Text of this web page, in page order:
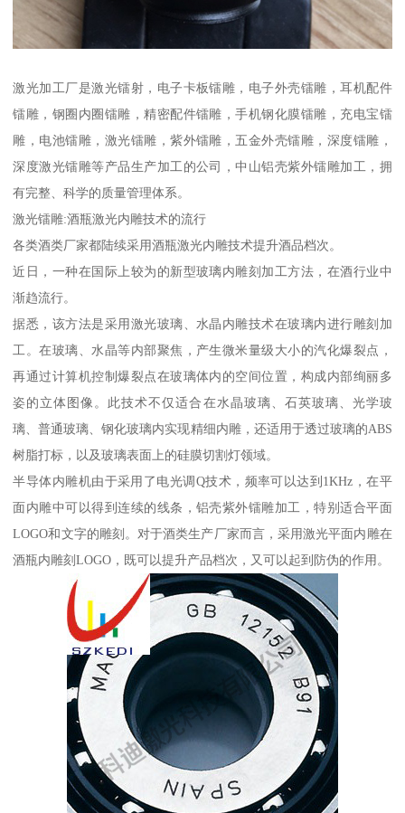
激光加工厂是激光镭射，电子卡板镭雕，电子外壳镭雕，耳机配件
镭雕，钢圈内圈镭雕，精密配件镭雕，手机钢化膜镭雕，充电宝镭
雕，电池镭雕，激光镭雕，紫外镭雕，五金外壳镭雕，深度镭雕，
深度激光镭雕等产品生产加工的公司，中山铝壳紫外镭雕加工，拥
有完整、科学的质量管理体系。
激光镭雕:酒瓶激光内雕技术的流行
各类酒类厂家都陆续采用酒瓶激光内雕技术提升酒品档次。
近日，一种在国际上较为的新型玻璃内雕刻加工方法，在酒行业中
渐趋流行。
据悉，该方法是采用激光玻璃、水晶内雕技术在玻璃内进行雕刻加
工。在玻璃、水晶等内部聚焦，产生微米量级大小的汽化爆裂点，
再通过计算机控制爆裂点在玻璃体内的空间位置，构成内部绚丽多
姿的立体图像。此技术不仅适合在水晶玻璃、石英玻璃、光学玻
璃、普通玻璃、钢化玻璃内实现精细内雕，还适用于透过玻璃的ABS
树脂打标，以及玻璃表面上的硅膜切割灯领域。
半导体内雕机由于采用了电光调Q技术，频率可以达到1KHz，在平
面内雕中可以得到连续的线条，铝壳紫外镭雕加工，特别适合平面
LOGO和文字的雕刻。对于酒类生产厂家而言，采用激光平面内雕在
酒瓶内雕刻LOGO，既可以提升产品档次，又可以起到防伪的作用。